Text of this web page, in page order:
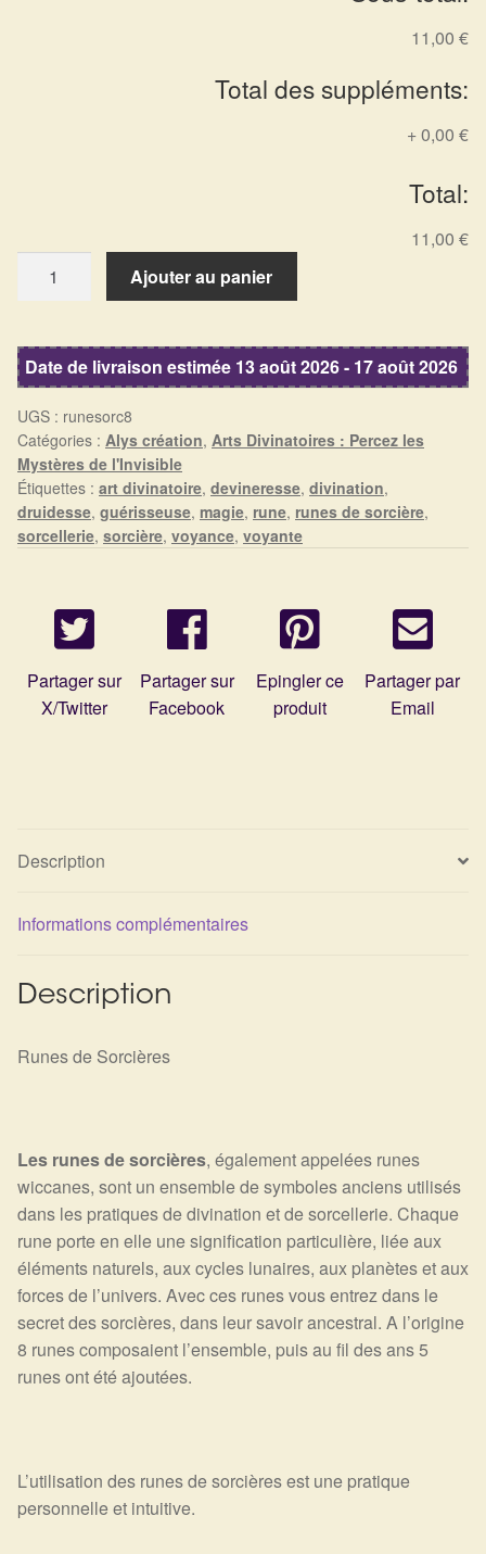
11,00 €
Total des suppléments:
+0,00 €
Total:
11,00 €
de
Sorcière
Ajouter au panier
Date de livraison estimée 13 août 2026 - 17 août 2026
UGS : runesorc8
Catégories : Alys création, Arts Divinatoires : Percez les
Mystères de l'Invisible
Étiquettes : art divinatoire, devineresse, divination,
druidesse, guérisseuse, magie, rune, runes de sorcière,
sorcellerie, sorcière, voyance, voyante
Partager sur
X/Twitter
Partager sur
Facebook
Epingler ce
produit
Partager par
Email
Description
Informations complémentaires
Description
Runes de Sorcières
Les runes de sorcières, également appelées runes
wiccanes, sont un ensemble de symboles anciens utilisés
dans les pratiques de divination et de sorcellerie. Chaque
rune porte en elle une signification particulière, liée aux
éléments naturels, aux cycles lunaires, aux planètes et aux
forces de l’univers. Avec ces runes vous entrez dans le
secret des sorcières, dans leur savoir ancestral. A l’origine
8 runes composaient l’ensemble, puis au fil des ans 5
runes ont été ajoutées.
L’utilisation des runes de sorcières est une pratique
personnelle et intuitive.